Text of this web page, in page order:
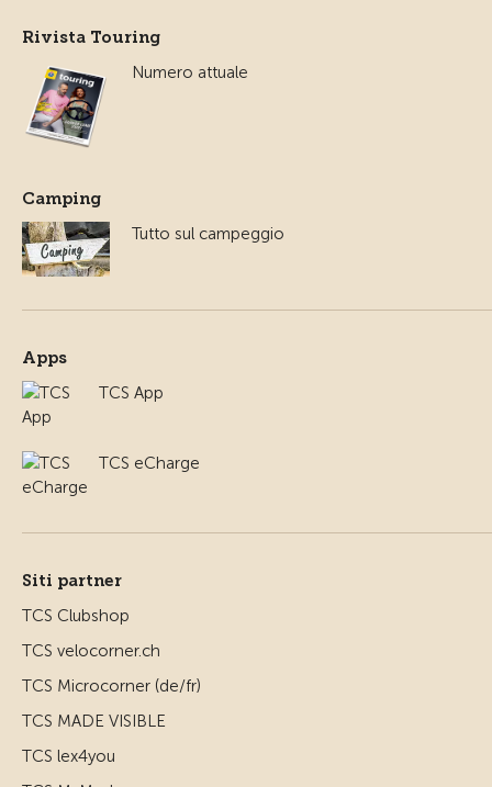
Rivista Touring
Numero attuale
Camping
Tutto sul campeggio
Apps
TCS App
TCS eCharge
Siti partner
TCS Clubshop
TCS velocorner.ch
TCS Microcorner (de/fr)
TCS MADE VISIBLE
TCS lex4you